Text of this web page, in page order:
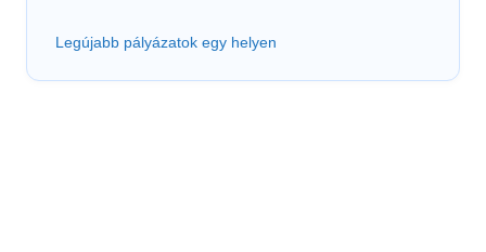
Legújabb pályázatok egy helyen